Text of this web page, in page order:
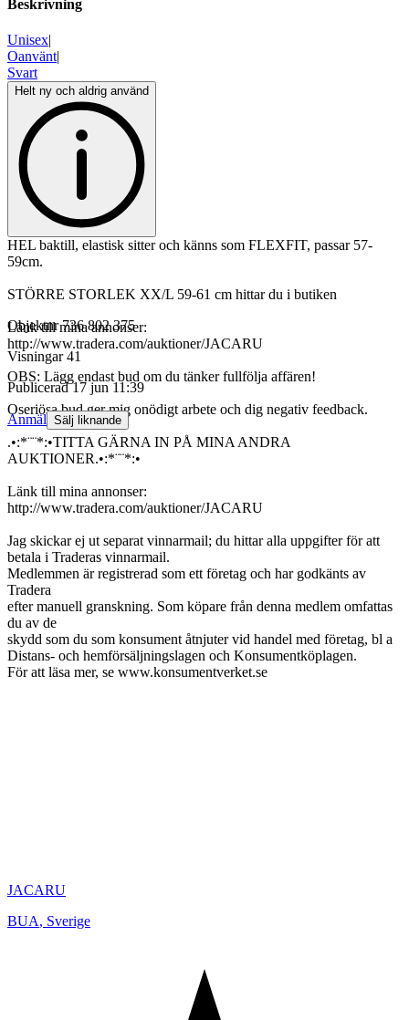
Beskrivning
Unisex|
Oanvänt|
Svart
Helt ny och aldrig använd
HEL baktill, elastisk sitter och känns som FLEXFIT, passar 57-
59cm.
STÖRRE STORLEK XX/L 59-61 cm hittar du i butiken
Länk till mina annonser:
http://www.tradera.com/auktioner/JACARU
OBS: Lägg endast bud om du tänker fullfölja affären!
Oseriösa bud ger mig onödigt arbete och dig negativ feedback.
.•:*¨¨*:•TITTA GÄRNA IN PÅ MINA ANDRA
AUKTIONER.•:*¨¨*:•
Länk till mina annonser:
http://www.tradera.com/auktioner/JACARU
Jag skickar ej ut separat vinnarmail; du hittar alla uppgifter för att
betala i Traderas vinnarmail.
Medlemmen är registrerad som ett företag och har godkänts av
Tradera
efter manuell granskning. Som köpare från denna medlem omfattas
du av de
skydd som du som konsument åtnjuter vid handel med företag, bl a
Distans- och hemförsäljningslagen och Konsumentköplagen.
För att läsa mer, se www.konsumentverket.se
Objektnr 736 802 375
Visningar 41
Publicerad 17 jun 11:39
Anmäl Sälj liknande
JACARU
BUA, Sverige